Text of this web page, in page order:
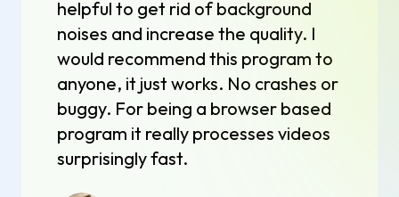
helpful to get rid of background
noises and increase the quality. I
would recommend this program to
anyone, it just works. No crashes or
buggy. For being a browser based
program it really processes videos
surprisingly fast.